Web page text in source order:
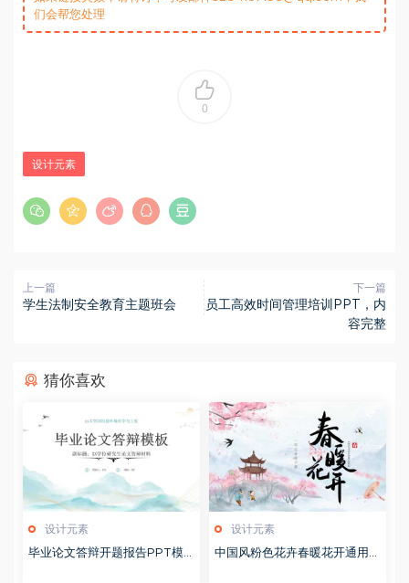
们会帮您处理
0
设计元素
上一篇
学生法制安全教育主题班会
下一篇
员工高效时间管理培训PPT，内
容完整
猜你喜欢
设计元素
毕业论文答辩开题报告PPT模
设计元素
中国风粉色花卉春暖花开通用P